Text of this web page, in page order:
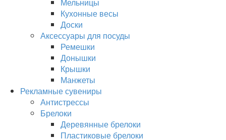
Кухонные весы
Доски
Аксессуары для посуды
Ремешки
Донышки
Крышки
Манжеты
Рекламные сувениры
Антистрессы
Брелоки
Деревянные брелоки
Пластиковые брелоки